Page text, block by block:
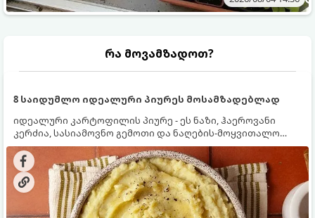
რა მოვამზადოთ?
8 საიდუმლო იდეალური პიურეს მოსამზადებლად
იდეალური კარტოფილის პიურე - ეს ნაზი, ჰაეროვანი
კერძია, სასიამოვნო გემოთი და ნაღების-მოყვითალო
ფერით. მისი მომზადება ძალიან მარტივია, მაგრამ
არსებობს რამდენიმე საიდუმლო, რომლებიც უნდა
იცოდეთ, რომ პიურე იდეალურად გემრიელი გამოვიდეს.